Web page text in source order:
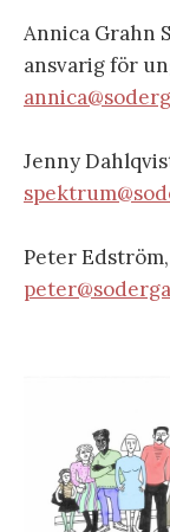
Annica Grahn
ansvarig för
Jenny
Peter